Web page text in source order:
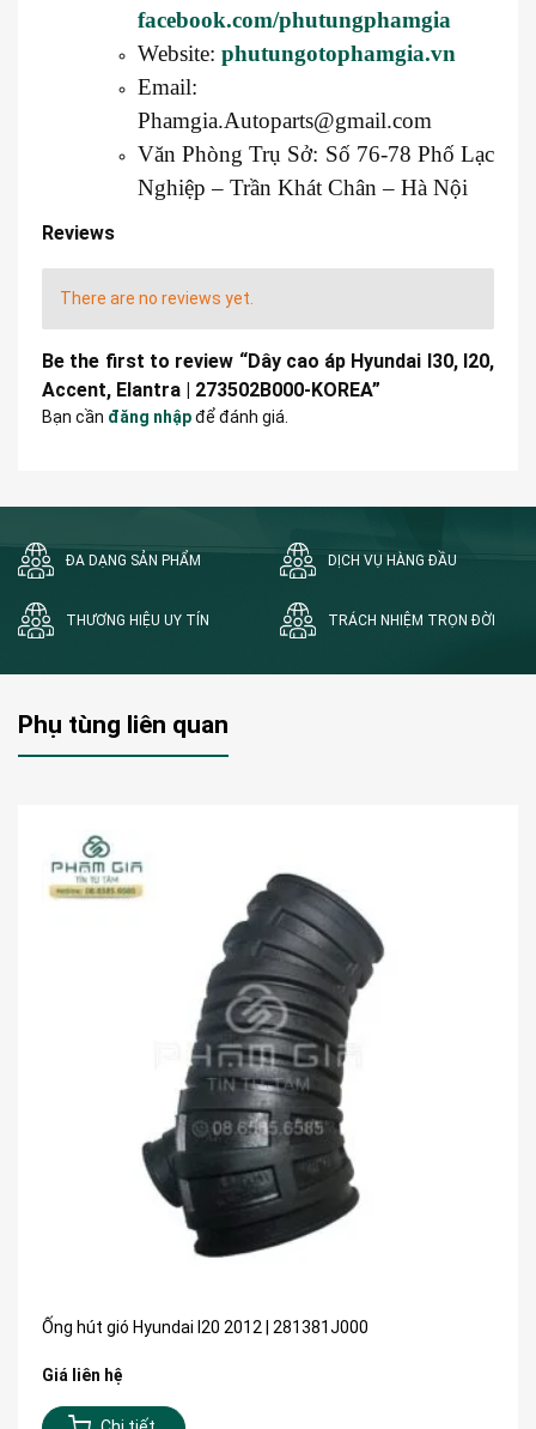
facebook.com/phutungphamgia
Website: phutungotophamgia.vn
Email:
Phamgia.Autoparts@gmail.com
Văn Phòng Trụ Sở: Số 76-78 Phố Lạc
Nghiệp – Trần Khát Chân – Hà Nội
Reviews
There are no reviews yet.
Be the first to review “Dây cao áp Hyundai I30, I20,
Accent, Elantra | 273502B000-KOREA”
Bạn cần đăng nhậpđể đánh giá.
ĐA DẠNG SẢN PHẨM DỊCH VỤ HÀNG ĐẦU
THƯƠNG HIỆU UY TÍN TRÁCH NHIỆM TRỌN ĐỜI
Phụ tùng liên quan
Ống hút gió Hyundai I20 2012 | 281381J000
Giá liên hệ